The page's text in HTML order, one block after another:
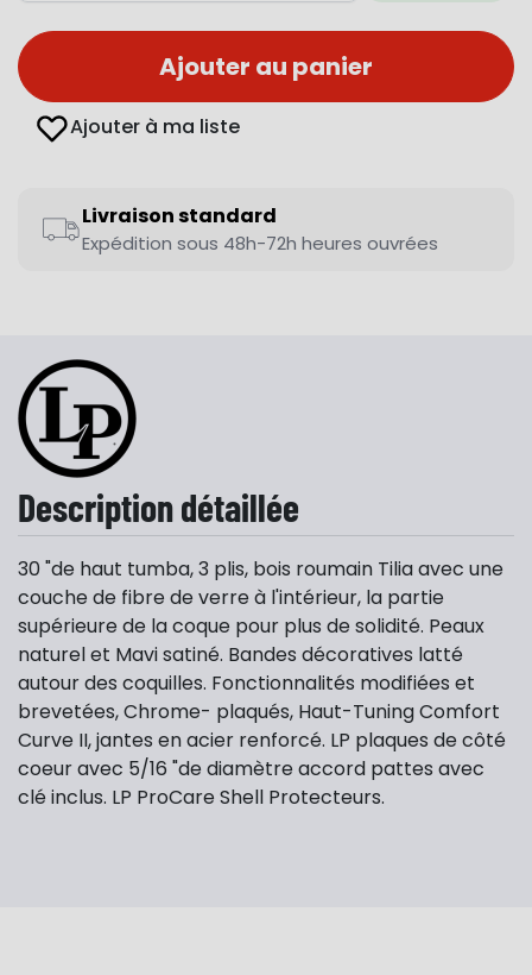
Ajouter au panier
Ajouter à ma liste
Livraison standard
Expédition sous 48h-72h heures ouvrées
Description détaillée
30 "de haut tumba, 3 plis, bois roumain Tilia avec une
couche de fibre de verre à l'intérieur, la partie
supérieure de la coque pour plus de solidité. Peaux
naturel et Mavi satiné. Bandes décoratives latté
autour des coquilles. Fonctionnalités modifiées et
brevetées, Chrome- plaqués, Haut-Tuning Comfort
Curve II, jantes en acier renforcé. LP plaques de côté
coeur avec 5/16 "de diamètre accord pattes avec
clé inclus. LP ProCare Shell Protecteurs.